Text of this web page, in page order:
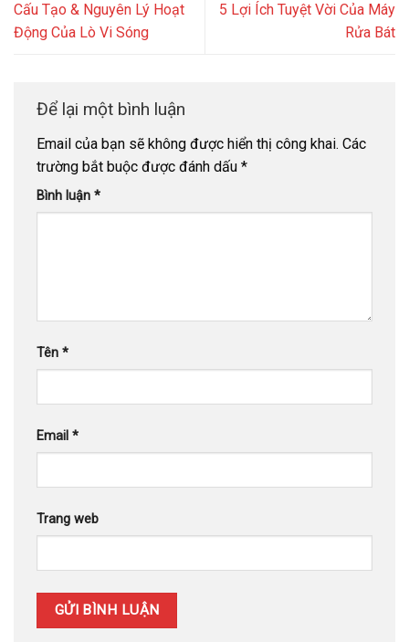
Cấu Tạo & Nguyên Lý Hoạt
Động Của Lò Vi Sóng
5 Lợi Ích Tuyệt Vời Của Máy
Rửa Bát
Để lại một bình luận
Email của bạn sẽ không được hiển thị công khai. Các
trường bắt buộc được đánh dấu *
Bình luận *
Tên *
Email *
Trang web